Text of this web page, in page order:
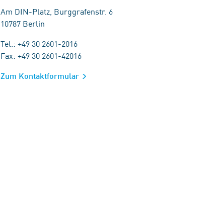
Am DIN-Platz, Burggrafenstr. 6
10787 Berlin
Tel.: +49 30 2601-2016
Fax: +49 30 2601-42016
Zum Kontaktformular